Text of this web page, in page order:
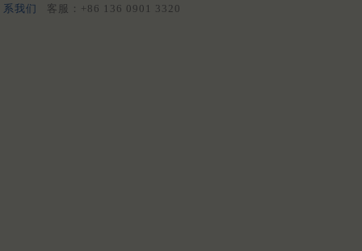
系我们
客服：+86 136 0901 3320